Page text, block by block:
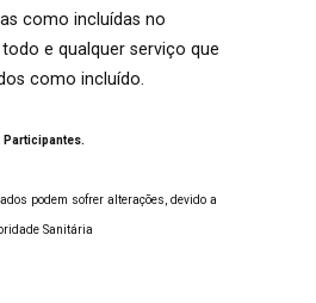
como incluídas no
e qualquer serviço que
como incluído.
podem sofrer alterações, devido a
Sanitária